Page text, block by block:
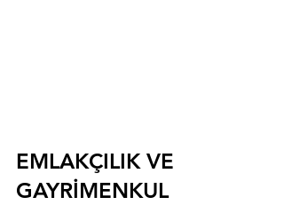
EMLAKÇILIK VE
GAYRİMENKUL